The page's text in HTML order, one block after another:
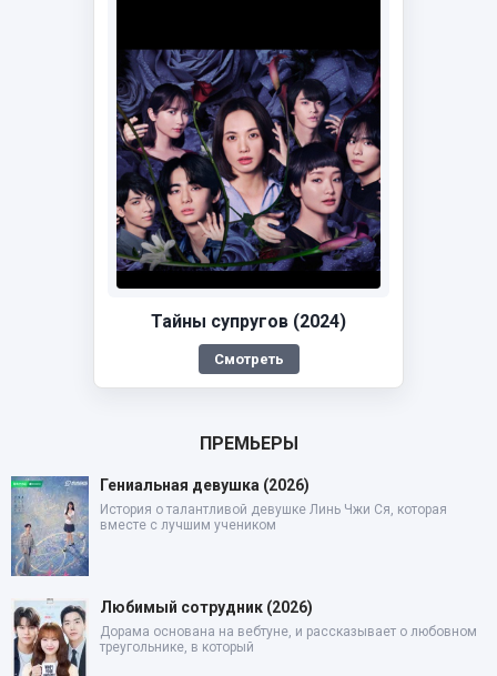
Тайны супругов (2024)
Смотреть
ПРЕМЬЕРЫ
Гениальная девушка (2026)
История о талантливой девушке Линь Чжи Ся, которая
вместе с лучшим учеником
Любимый сотрудник (2026)
Дорама основана на вебтуне, и рассказывает о любовном
треугольнике, в который